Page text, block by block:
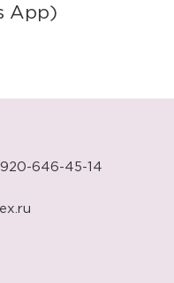
App)
646-45-14